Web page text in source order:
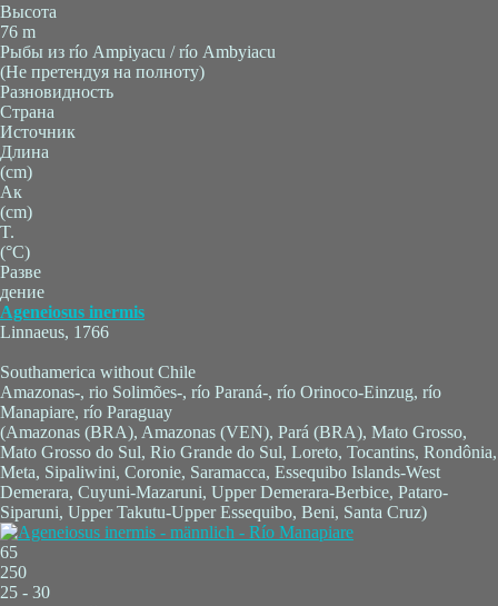
Высота
76 m
Рыбы из río Ampiyacu / río Ambyiacu
(Не претендуя на полноту)
Разновидность
Страна
Источник
Длина
(cm)
Ак
(cm)
T.
(°C)
Разве
дение
Ageneiosus inermis
Linnaeus, 1766
Southamerica without Chile
Amazonas-, rio Solimões-, río Paraná-, río Orinoco-Einzug, río
Manapiare, río Paraguay
(Amazonas (BRA), Amazonas (VEN), Pará (BRA), Mato Grosso,
Mato Grosso do Sul, Rio Grande do Sul, Loreto, Tocantins, Rondônia,
Meta, Sipaliwini, Coronie, Saramacca, Essequibo Islands-West
Demerara, Cuyuni-Mazaruni, Upper Demerara-Berbice, Pataro-
Siparuni, Upper Takutu-Upper Essequibo, Beni, Santa Cruz)
65
250
25 - 30